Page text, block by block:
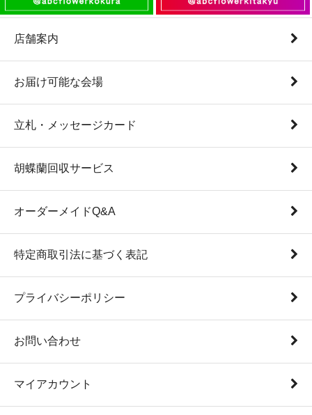
店舗案内
お届け可能な会場
立札・メッセージカード
胡蝶蘭回収サービス
オーダーメイドQ&A
特定商取引法に基づく表記
プライバシーポリシー
お問い合わせ
マイアカウント